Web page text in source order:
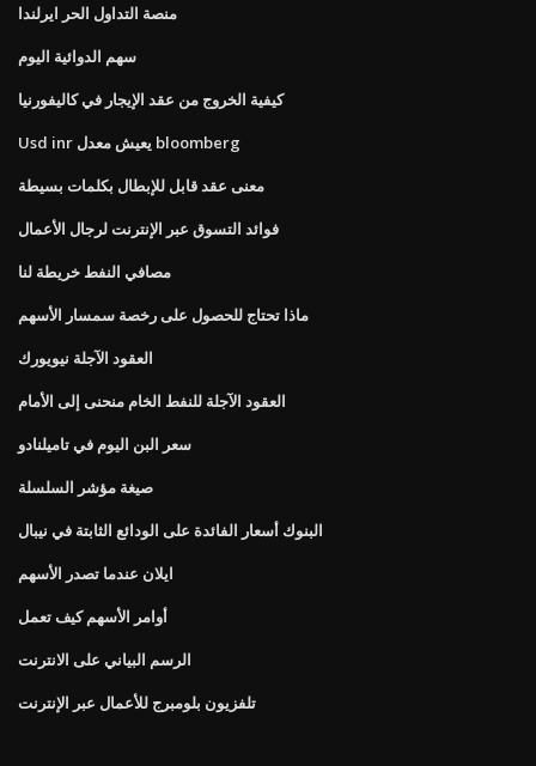
منصة التداول الحر ايرلندا
سهم الدوائية اليوم
كيفية الخروج من عقد الإيجار في كاليفورنيا
Usd inr يعيش معدل bloomberg
معنى عقد قابل للإبطال بكلمات بسيطة
فوائد التسوق عبر الإنترنت لرجال الأعمال
مصافي النفط خريطة لنا
ماذا تحتاج للحصول على رخصة سمسار الأسهم
العقود الآجلة نيويورك
العقود الآجلة للنفط الخام منحنى إلى الأمام
سعر البن اليوم في تاميلنادو
صيغة مؤشر السلسلة
البنوك أسعار الفائدة على الودائع الثابتة في نيبال
ايلان عندما تصدر الأسهم
أوامر الأسهم كيف تعمل
الرسم البياني على الانترنت
تلفزيون بلومبرج للأعمال عبر الإنترنت